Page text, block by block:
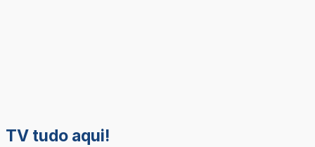
TV tudo aqui!